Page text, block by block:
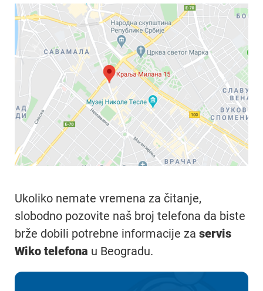
Ukoliko nemate vremena za čitanje,
slobodno pozovite naš broj telefona da biste
brže dobili potrebne informacije za servis
Wiko telefona u Beogradu.